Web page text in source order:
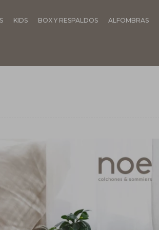
KIDS BOX Y RESPALDOS ALFOMBRAS